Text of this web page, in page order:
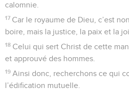
calomnie.
17 Car le royaume de Dieu, c’est
boire, mais la justice, la paix et la
18 Celui qui sert Christ de cette
et approuvé des hommes.
19 Ainsi donc, recherchons ce qui
l’édification mutuelle.